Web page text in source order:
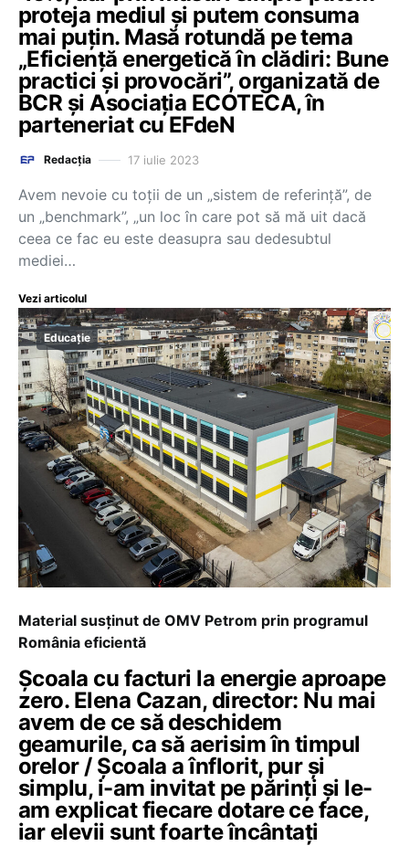
proteja mediul și putem consuma
mai puțin. Masă rotundă pe tema
„Eficiență energetică în clădiri: Bune
practici și provocări”, organizată de
BCR și Asociația ECOTECA, în
parteneriat cu EFdeN
Redacția 17 iulie 2023
Avem nevoie cu toții de un „sistem de referință”, de
un „benchmark”, „un loc în care pot să mă uit dacă
ceea ce fac eu este deasupra sau dedesubtul
mediei…
Vezi articolul
Educație
Material susținut de OMV Petrom prin programul
România eficientă
Școala cu facturi la energie aproape
zero. Elena Cazan, director: Nu mai
avem de ce să deschidem
geamurile, ca să aerisim în timpul
orelor / Școala a înflorit, pur și
simplu, i-am invitat pe părinți și le-
am explicat fiecare dotare ce face,
iar elevii sunt foarte încântați